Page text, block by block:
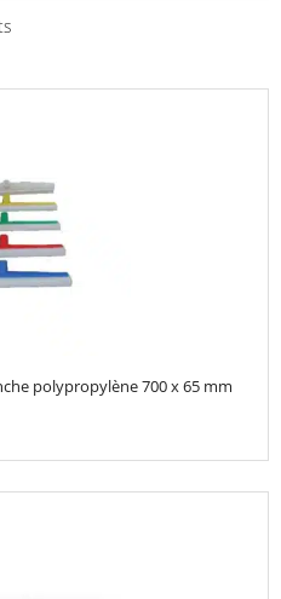
polypropylène 700 x 65 mm